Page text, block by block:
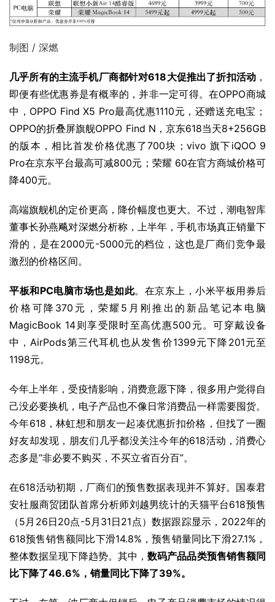
制图 / 深燃
几乎所有的主流手机厂商都针对618大促推出了折扣活动 ，
即便有些优惠券是有概率的，并非一定可得。在OPPO商城
中，OPPO Find X5 Pro最高优惠1110元，还赠送充电宝；
OPPO的折叠屏旗舰OPPO Find N，京东618当天8+256GB
的版本，相比首发价格优惠了700块； vivo 旗下iQOO 9
Pro在京东平台最高可减800元； 荣耀 60在官方商城价格可
降400元。
高端旗舰机的定价更高，降价幅度也更大。不过，潮电智库
董事长孙燕飚对深燃分析称，上半年，手机市场真正销量下
滑的，是在2000元-5000元的档位，这也是厂商们竞争最
激烈的价格区间。
平板和PC电脑市场也是如此。在京东上， 小米平板 用券后
价格可降370元， 荣耀 5月刚推出的新品笔记本电脑
MagicBook 14则享受限时至高优惠500元。可穿戴设备
中，AirPods第三代耳机也从发售价1399元下降201元至
1198元。
今年上半年，受疫情影响，消费意愿下降，很多用户觉得自
己没必要换机，电子产品也不像日常消费品一样需要囤货。
今年618，林虹想和朋友一起凑优惠折扣价格，但找了一圈
好友却发现，朋友们几乎都没关注今年的618活动，消费心
态多是“非必要不购买，不买立省百分百”。
在618活动初期，厂商们的预售数据表现并不算好。国泰君
安社服商贸团队首席分析师刘越男统计的天猫平台618预售
（5月26日20点-5月31日21点）数据跟踪显示，2022年的
618预售销售额同比下滑14.8%，预售销量同比下滑27.1%，
整体数据呈现下降趋势。其中，数码产品品类预售销售额同
比下降了46.6%，销量同比下降了39%。